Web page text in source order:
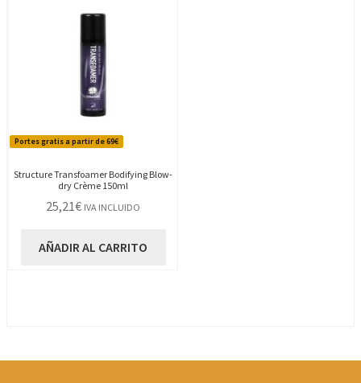
Portes gratis a partir de 69€
Structure Transfoamer Bodifying Blow-
dry Crème 150ml
25,21€ IVA INCLUIDO
AÑADIR AL CARRITO